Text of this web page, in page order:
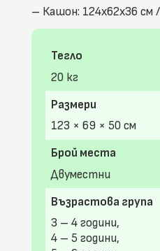
– Кашон: 124x62x36 см
Тегло
20 кг
Размери
123 × 69 × 50 см
Брой места
Двуместни
Възрастова група
3 – 4 години,
4 – 5 години,